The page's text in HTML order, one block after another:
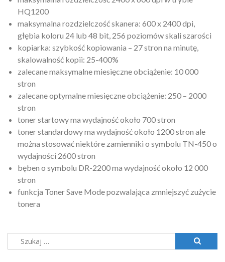
HQ1200
maksymalna rozdzielczość skanera: 600 x 2400 dpi,
głębia koloru 24 lub 48 bit, 256 poziomów skali szarości
kopiarka: szybkość kopiowania – 27 stron na minutę,
skalowalność kopii: 25-400%
zalecane maksymalne miesięczne obciążenie: 10 000
stron
zalecane optymalne miesięczne obciążenie: 250 – 2000
stron
toner startowy ma wydajność około 700 stron
toner standardowy ma wydajność około 1200 stron ale
można stosować niektóre zamienniki o symbolu TN-450 o
wydajności 2600 stron
bęben o symbolu DR-2200 ma wydajność około 12 000
stron
funkcja Toner Save Mode pozwalająca zmniejszyć zużycie
tonera
Szukaj: